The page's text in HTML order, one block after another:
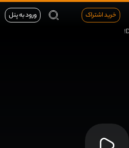
خرید اشتراک ورود به پنل